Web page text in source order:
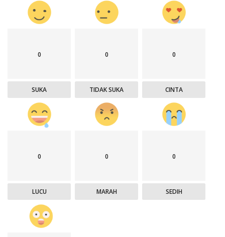
0
SUKA
0
TIDAK SUKA
0
CINTA
0
LUCU
0
MARAH
0
SEDIH